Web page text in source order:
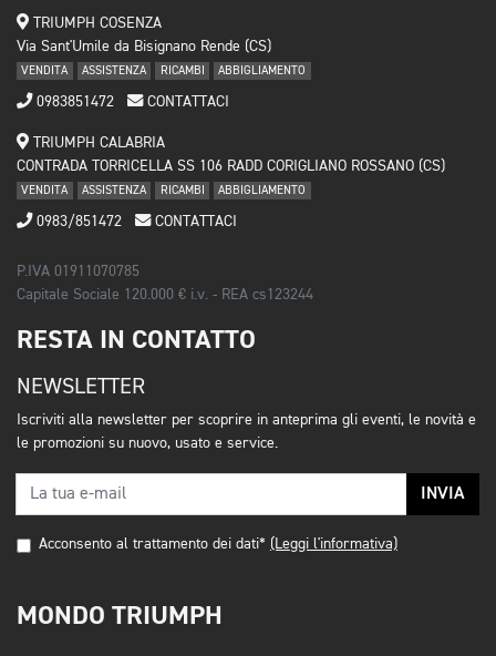
TRIUMPH COSENZA
Via Sant'Umile da Bisignano Rende (CS)
VENDITA ASSISTENZA RICAMBI ABBIGLIAMENTO
0983851472 CONTATTACI
TRIUMPH CALABRIA
CONTRADA TORRICELLA SS 106 RADD CORIGLIANO ROSSANO (CS)
VENDITA ASSISTENZA RICAMBI ABBIGLIAMENTO
0983/851472 CONTATTACI
P.IVA 01911070785
Capitale Sociale 120.000 € i.v. - REA cs123244
RESTA IN CONTATTO
NEWSLETTER
Iscriviti alla newsletter per scoprire in anteprima gli eventi, le novità e
le promozioni su nuovo, usato e service.
INVIA
Acconsento al trattamento dei dati* (Leggi l'informativa)
MONDO TRIUMPH